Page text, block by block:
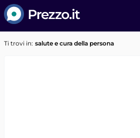
Prezzo.it
Ti trovi in: salute e cura della persona